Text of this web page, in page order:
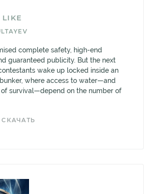
LIKE
complete safety, high-end
guaranteed publicity. But the next
wake up locked inside an
where access to water—and
survival—depend on the number of